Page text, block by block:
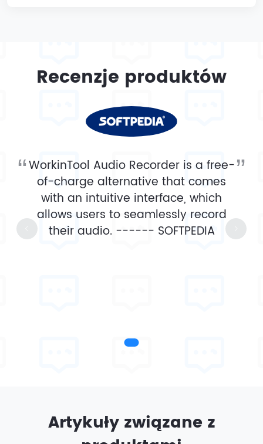
Recenzje produktów
WorkinTool Audio Recorder is a free-
of-charge alternative that comes
with an intuitive interface, which
allows users to seamlessly record
their audio. ------ SOFTPEDIA
Artykuły związane z